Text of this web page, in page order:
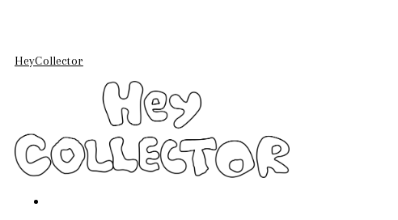
HeyCollector